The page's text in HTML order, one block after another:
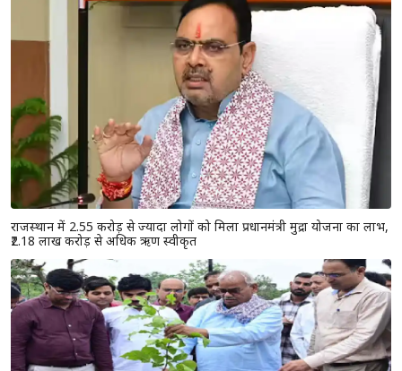
राजस्थान में 2.55 करोड़ से ज्यादा लोगों को मिला प्रधानमंत्री मुद्रा योजना का लाभ,
₹2.18 लाख करोड़ से अधिक ऋण स्वीकृत